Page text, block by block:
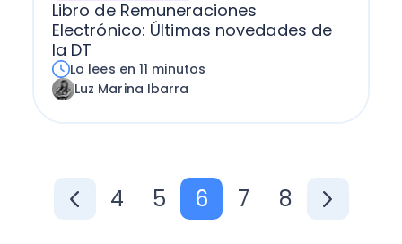
Libro de Remuneraciones
Electrónico: Últimas novedades de
la DT
Lo lees en 11 minutos
Luz Marina Ibarra
4 5 6 7 8